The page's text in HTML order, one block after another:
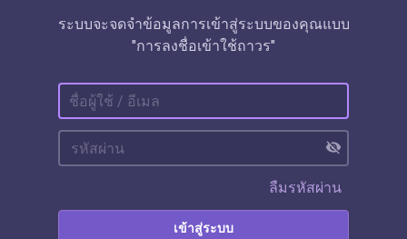
ระบบจะจดจำข้อมูลการเข้าสู่ระบบของคุณแบบ
"การลงชื่อเข้าใช้ถาวร"
visibility_off
ลืมรหัสผ่าน
เข้าสู่ระบบ